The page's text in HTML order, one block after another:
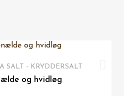
HER
SALT - KRYDDERSALT